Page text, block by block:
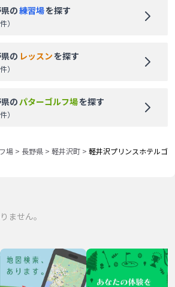
の練習場を探す
件）
の レッスンを探す
件）
の パターゴルフ場を探す
件）
場 > 長野県 > 軽井沢町 > 軽井沢プリンスホテルゴ
ません。